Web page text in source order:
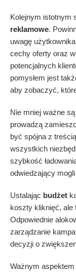
Kolejnym istotnym
reklamowe.
uwagę
cechy oferty oraz
potencjalnych
pomysłem jest
aby zobaczyć,
Nie mniej ważne są
prowadzą
być spójna z
wszystkich
szybkość
odwiedzający
Ustalając budżet
koszty kliknięć, ale
Odpowiednie
zarządzanie
decyzji o
Ważnym